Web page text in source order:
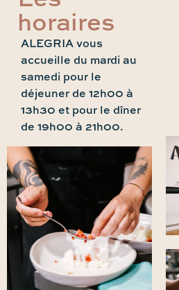
horaires
ALEGRIA vous
accueille du mardi au
samedi pour le
déjeuner de 12h00 à
13h30 et pour le dîner
de 19h00 à 21h00.